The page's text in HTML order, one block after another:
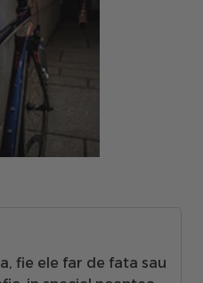
fie ele far de fata sau